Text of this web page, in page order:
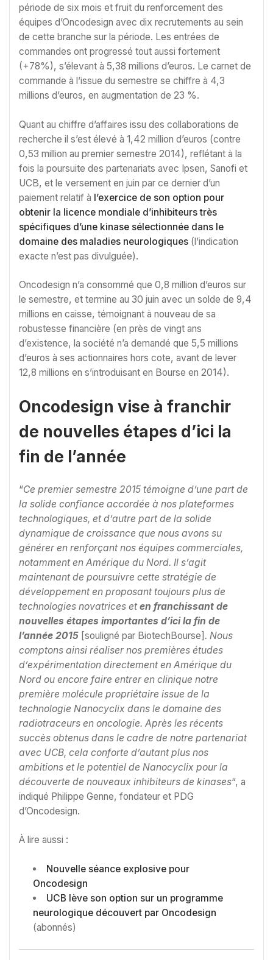
période de six mois et fruit du renforcement des
équipes d’Oncodesign avec dix recrutements au sein
de cette branche sur la période. Les entrées de
commandes ont progressé tout aussi fortement
(+78%), s’élevant à 5,38 millions d’euros. Le carnet de
commande à l’issue du semestre se chiffre à 4,3
millions d’euros, en augmentation de 23 %.
Quant au chiffre d’affaires issu des collaborations de
recherche il s’est élevé à 1,42 million d’euros (contre
0,53 million au premier semestre 2014), reflétant à la
fois la poursuite des partenariats avec Ipsen, Sanofi et
UCB, et le versement en juin par ce dernier d’un
paiement relatif à l’exercice de son option pour
obtenir la licence mondiale d’inhibiteurs très
spécifiques d’une kinase sélectionnée dans le
domaine des maladies neurologiques (l’indication
exacte n’est pas divulguée).
Oncodesign n’a consommé que 0,8 million d’euros sur
le semestre, et termine au 30 juin avec un solde de 9,4
millions en caisse, témoignant à nouveau de sa
robustesse financière (en près de vingt ans
d’existence, la société n’a demandé que 5,5 millions
d’euros à ses actionnaires hors cote, avant de lever
12,8 millions en s’introduisant en Bourse en 2014).
Oncodesign vise à franchir
de nouvelles étapes d’ici la
fin de l’année
“Ce premier semestre 2015 témoigne d’une part de
la solide confiance accordée à nos plateformes
technologiques, et d’autre part de la solide
dynamique de croissance que nous avons su
générer en renforçant nos équipes commerciales,
notamment en Amérique du Nord. Il s’agit
maintenant de poursuivre cette stratégie de
développement en proposant toujours plus de
technologies novatrices eten franchissant de
nouvelles étapes importantes d’ici la fin de
l’année 2015 [souligné par BiotechBourse]. Nous
comptons ainsi réaliser nos premières études
d’expérimentation directement en Amérique du
Nord ou encore faire entrer en clinique notre
première molécule propriétaire issue de la
technologie Nanocyclix dans le domaine des
radiotraceurs en oncologie. Après les récents
succès obtenus dans le cadre de notre partenariat
avec UCB, cela conforte d’autant plus nos
ambitions et le potentiel de Nanocyclix pour la
découverte de nouveaux inhibiteurs de kinases“, a
indiqué Philippe Genne, fondateur et PDG
d’Oncodesign.
À lire aussi :
Nouvelle séance explosive pour
Oncodesign
UCB lève son option sur un programme
neurologique découvert par Oncodesign
(abonnés)